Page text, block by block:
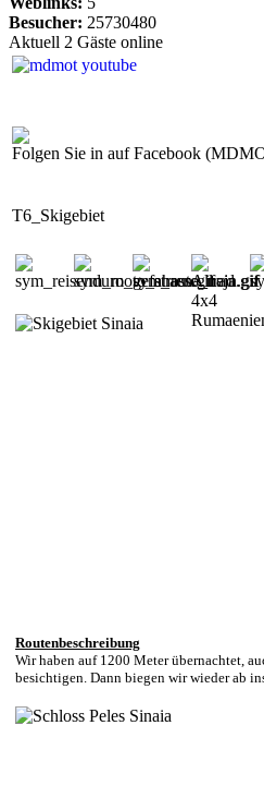
Besucher: 25730480
Aktuell 2 Gäste online
Folgen Sie in auf Facebook
T6_Skigebiet
Routenbeschreibung
Wir haben auf 1200 Meter übernachtet,
besichtigen. Dann biegen wir wieder ab